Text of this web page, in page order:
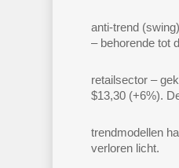
anti-trend
– behorende tot
retailsector –
$13,30 (+6%).
trendmodellen
verloren licht.